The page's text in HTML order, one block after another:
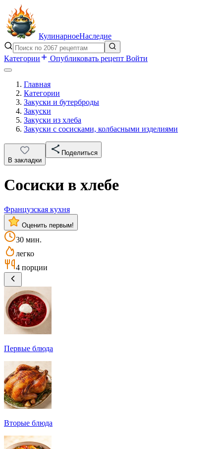
КулинарноеНаследие
Категории Опубликовать рецепт Войти
Главная
Категории
Закуски и бутерброды
Закуски
Закуски из хлеба
Закуски с сосисками, колбасными изделиями
В закладки
Поделиться
Сосиски в хлебе
Французская кухня
Оценить первым!
30 мин.
легко
4 порции
Первые блюда
Вторые блюда